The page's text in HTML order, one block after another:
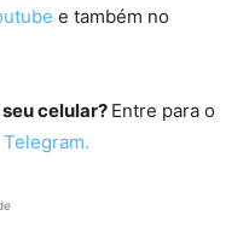
e também no
celular? Entre para o
Telegram.